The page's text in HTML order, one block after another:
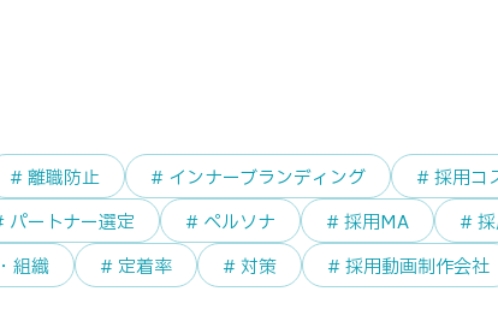
# 離職防止 # インナーブランディング # 採用コ
パートナー選定 # ペルソナ # 採用MA #
組織 # 定着率 # 対策 # 採用動画制作会社